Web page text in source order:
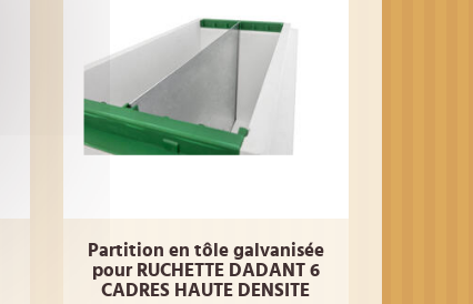
Partition en tôle galvanisée
pour RUCHETTE DADANT 6
CADRES HAUTE DENSITE